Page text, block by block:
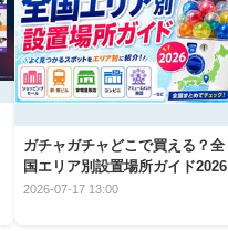
ガチャガチャどこで買える？全
国エリア別設置場所ガイド2026
2026-07-17 13:00